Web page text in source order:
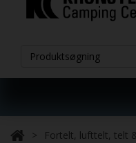
Fortelt, lufttelt, telt